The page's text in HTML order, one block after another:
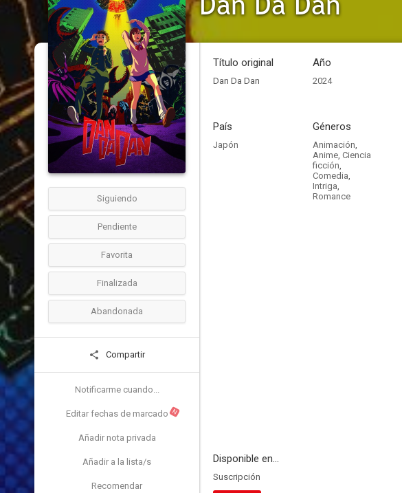
Siguiendo
Pendiente
Favorita
Finalizada
Abandonada
Compartir
Notificarme cuando...
Editar fechas de marcado N
Añadir nota privada
Añadir a la lista/s
Recomendar
Título original
Dan Da Dan
Año
2024
País
Japón
Géneros
Animación,
Anime, Ciencia
ficción,
Comedia,
Intriga,
Romance
Disponible en...
Suscripción